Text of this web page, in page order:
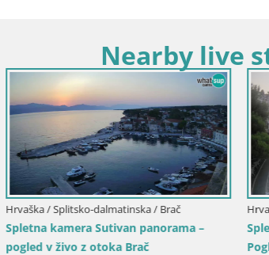
Nearby live
Hrvaška / Splitsko-dalmatinska / Brač
Spletna kamera Sutivan panorama –
pogled v živo z otoka Brač